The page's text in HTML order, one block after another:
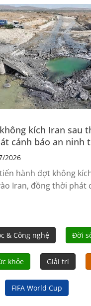
kích Iran sau
cảnh báo an ninh
2026
hành đợt không
Iran, đồng thời phát
& Công nghệ Đời
khỏe Giải trí
FIFA World Cup